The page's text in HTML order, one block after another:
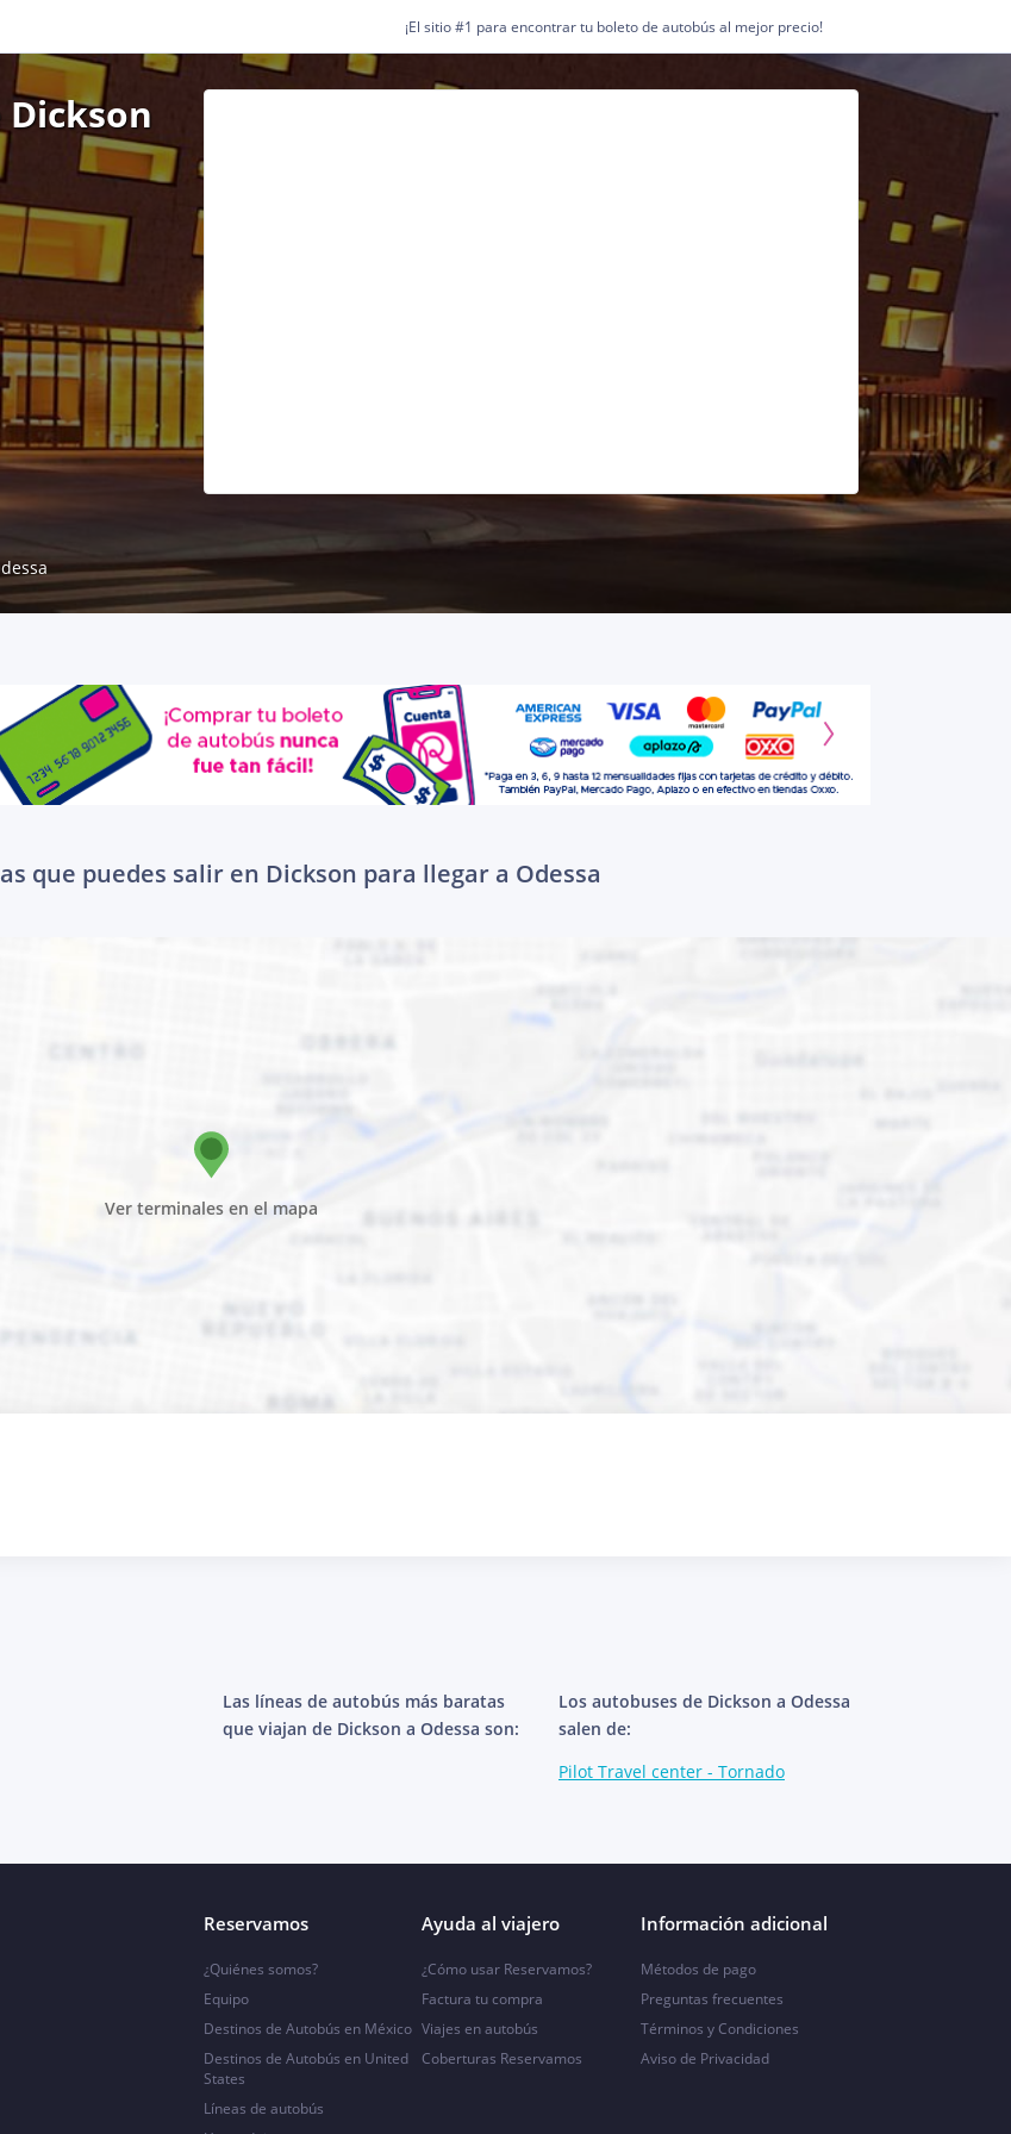
¡El sitio #1 para encontrar tu boleto de autobús al mejor precio!
que puedes salir en Dickson para llegar a Odessa
Ver terminales en el mapa
Las líneas de autobús más baratas
que viajan de Dickson a Odessa son:
Los autobuses de Dickson a Odessa
salen de:
Pilot Travel center - Tornado
Reservamos
¿Quiénes somos?
Equipo
Destinos de Autobús en México
Destinos de Autobús en United
States
Líneas de autobús
Ayuda al viajero
¿Cómo usar Reservamos?
Factura tu compra
Viajes en autobús
Coberturas Reservamos
Información adicional
Métodos de pago
Preguntas frecuentes
Términos y Condiciones
Aviso de Privacidad